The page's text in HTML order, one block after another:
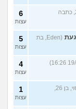
(היוש, בת 29, כתבה
6
עצות
(Eden, בת
5
עצות
4
עצות
(חסוי, בן 26,
1
עצות